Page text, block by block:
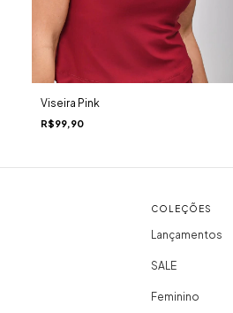
Viseira Pink
R$99,90
COLEÇÕES
Lançamentos
SALE
Feminino